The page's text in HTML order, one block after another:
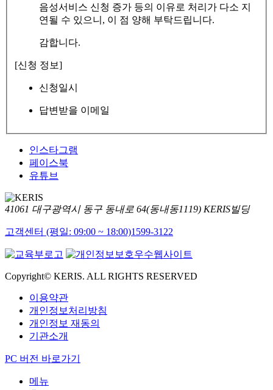
음성서비스 신청 증가 등의 이유로 처리가 다소 지
연될 수 있으니, 이 점 양해 부탁드립니다.
감합니다.
[신청 정보]
신청일시
답변받을 이메일
인스타그램
페이스북
유튜브
41061 대구광역시 동구 동내로 64(동내동1119) KERIS빌딩
고객센터 (평일: 09:00 ~ 18:00)1599-3122
Copyright© KERIS. ALL RIGHTS RESERVED
이용약관
개인정보처리방침
개인정보 재동의
기관소개
PC 버전 바로가기
메뉴